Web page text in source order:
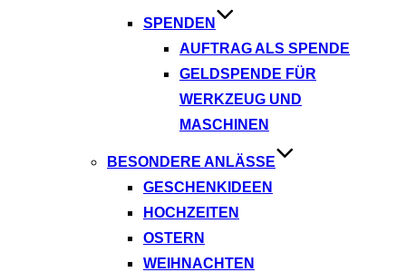
SPENDEN
AUFTRAG ALS SPENDE
GELDSPENDE FÜR
WERKZEUG UND
MASCHINEN
BESONDERE ANLÄSSE
GESCHENKIDEEN
HOCHZEITEN
OSTERN
WEIHNACHTEN